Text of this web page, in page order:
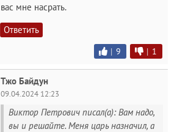
вас мне насpaть.
Ответить
| 9 | 1
Тжо Байдун
09.04.2024 12:23
Виктор Петрович писал(а): Вам надо,
вы и решайте. Меня царь назначил, а